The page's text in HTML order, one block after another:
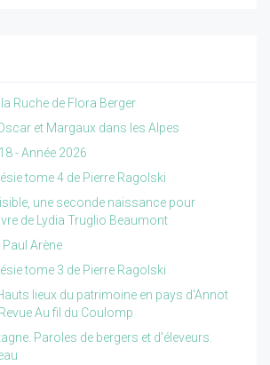
Ruche de Flora Berger
et Margaux dans les Alpes
- Année 2026
tome 4 de Pierre Ragolski
une seconde naissance pour
de Lydia Truglio Beaumont
Arène
tome 3 de Pierre Ragolski
lieux du patrimoine en pays d'Annot
Au fil du Coulomp
Paroles de bergers et d'éleveurs.